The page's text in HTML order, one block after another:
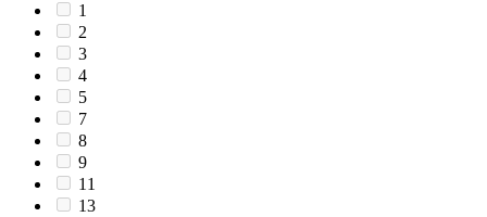
1
2
3
4
5
7
8
9
11
13